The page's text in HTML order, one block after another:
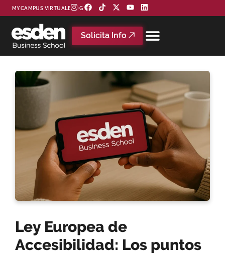
MYCAMPUS VIRTUAL BLOG
Solicita Info
Ley Europea de
Accesibilidad: Los puntos